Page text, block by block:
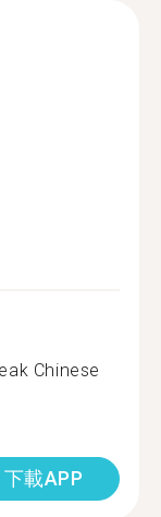
Chinese
下載APP